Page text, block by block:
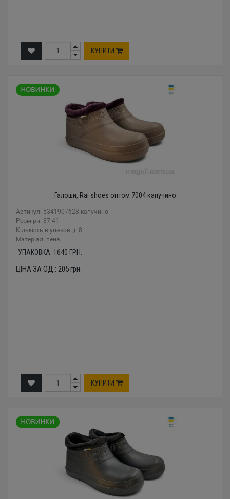
КУПИТИ
Галоши, Rai shoes оптом 7004 капучино
Артикул: 5341907628 капучино
Розміри: 37-41
Кількість в упаковці: 8
Mатеріал: пена
УПАКОВКА: 1640 ГРН.
ЦІНА ЗА ОД.: 205грн.
КУПИТИ